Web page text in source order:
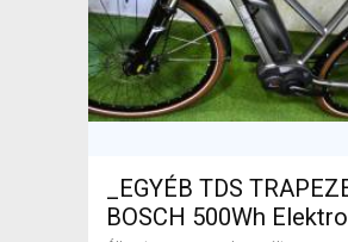
_EGYÉB TDS
BOSCH 500Wh